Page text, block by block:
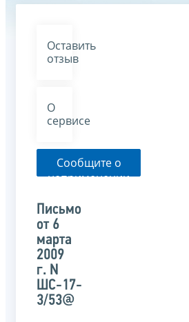
Оставить
отзыв
О
сервисе
Сообщите о
неприменении
органом
указанного
письма
Письмо
от 6
марта
2009
г. N
ШС-17-
3/53@